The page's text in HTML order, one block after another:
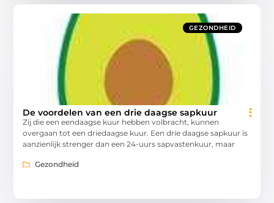
GEZONDHEID
De voordelen van een drie daagse sapkuur
Zij die een eendaagse kuur hebben volbracht, kunnen
overgaan tot een driedaagse kuur. Een drie daagse sapkuur is
aanzienlijk strenger dan een 24-uurs sapvastenkuur, maar
Gezondheid